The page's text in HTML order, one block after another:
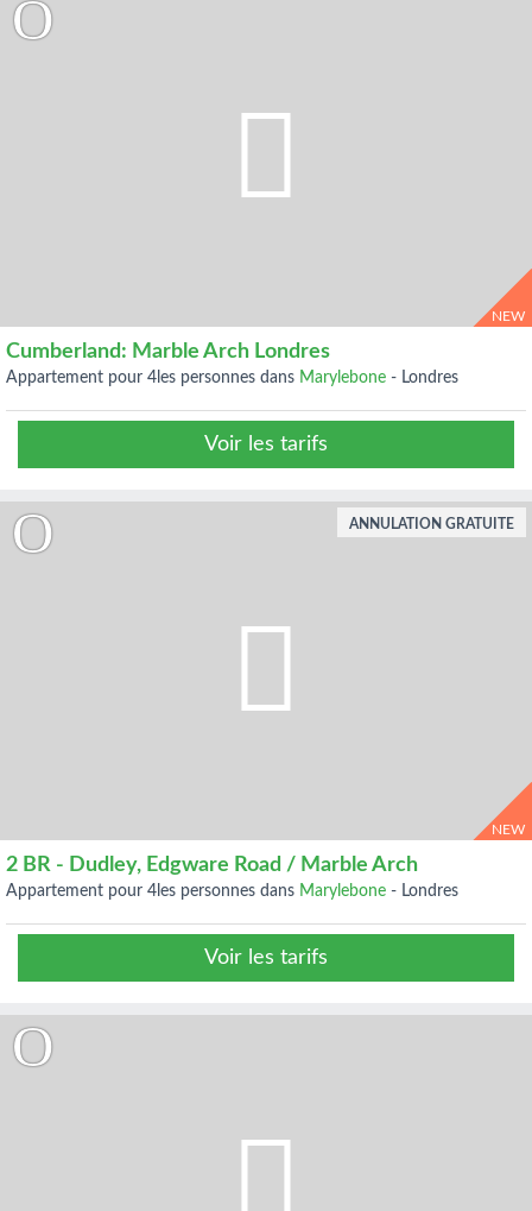
NEW
Cumberland: Marble Arch Londres
appartement pour 4les personnes dans Marylebone - Londres
Voir les tarifs
NEW
2 BR - Dudley, Edgware Road / Marble Arch
appartement pour 4les personnes dans Marylebone - Londres
Voir les tarifs
ANNULATION GRATUITE